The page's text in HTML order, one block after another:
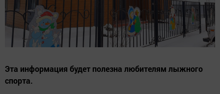
Эта информация будет полезна любителям лыжного
спорта.